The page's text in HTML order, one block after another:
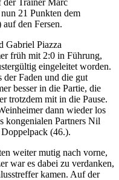
der Trainer Marc
21 Punkten dem
den Fersen.
Gabriel Piazza
früh mit 2:0 in Führung,
eingeleitet worden.
Faden und die gut
besser in die Partie, die
trotzdem mit in die Pause.
dann wieder los
kongenialen Partners Nil
(46.).
weiter mutig nach vorne,
war es dabei zu verdanken,
kamen. Auf der